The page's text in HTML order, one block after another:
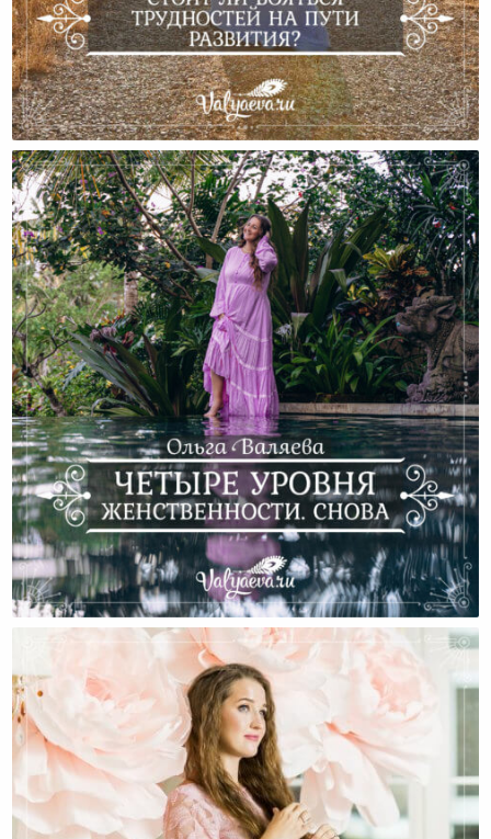
Стоит Ли Бояться Трудностей На Пути Развития?
Четыре Уровня Женственности. Снова.